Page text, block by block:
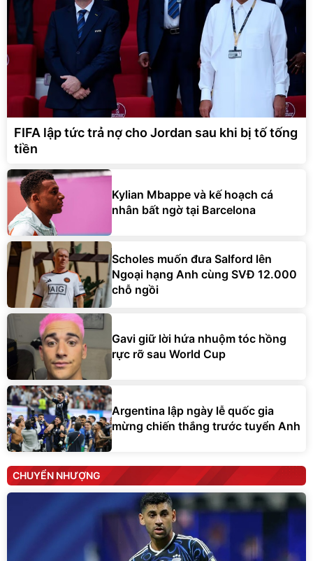
FIFA lập tức trả nợ cho Jordan sau khi bị tố tống
tiền
Kylian Mbappe và kế hoạch cá
nhân bất ngờ tại Barcelona
Scholes muốn đưa Salford lên
Ngoại hạng Anh cùng SVĐ 12.000
chỗ ngồi
Gavi giữ lời hứa nhuộm tóc hồng
rực rỡ sau World Cup
Argentina lập ngày lễ quốc gia
mừng chiến thắng trước tuyển Anh
CHUYỂN NHƯỢNG